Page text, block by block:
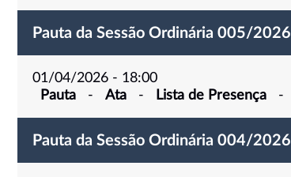
Pauta da Sessão Ordinária 005/2026
01/04/2026 - 18:00
Pauta
- Ata - Lista de Presença -
Pauta da Sessão Ordinária 004/2026